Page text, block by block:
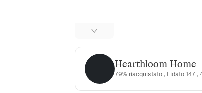
Hearthloom Home
Hearthloom Home
79% riacquistato , Fidato 147